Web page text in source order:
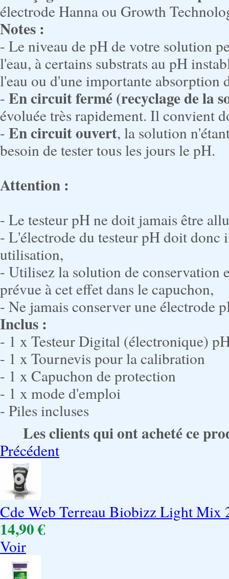
électrode Hanna ou Growth
Notes :
- Le niveau de pH de votre solution
l'eau, à certains substrats au pH
l'eau ou d'une importante absorption
- En circuit fermé (recyclage de la
évoluée très rapidement. Il convient
- En circuit ouvert, la solution
besoin de tester tous les jours le pH.
Attention :
- Le testeur pH ne doit jamais être
- L'électrode du testeur pH doit donc
utilisation,
- Utilisez la solution de conservation
prévue à cet effet dans le capuchon,
- Ne jamais conserver une électrode
Inclus :
- 1 x Testeur Digital (électronique)
- 1 x Tournevis pour la calibration
- 1 x Capuchon de protection
- 1 x mode d'emploi
- Piles incluses
Les clients qui ont acheté ce
Précédent
Cde Web Terreau Biobizz Light Mix
14,90 €
Voir